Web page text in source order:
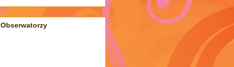
Obserwatorzy